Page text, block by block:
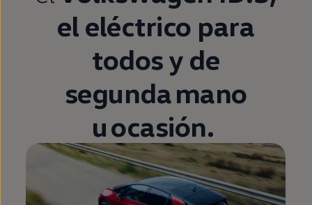
el eléctrico para
todos y de
segundamano
u ocasión.